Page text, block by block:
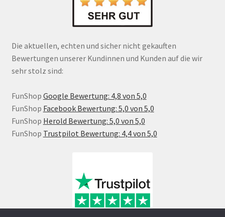
Die aktuellen, echten und sicher nicht gekauften
Bewertungen unserer Kundinnen und Kunden auf die wir
sehr stolz sind:
FunShop Google Bewertung: 4,8 von 5,0
FunShop Facebook Bewertung: 5,0 von 5,0
FunShop Herold Bewertung: 5,0 von 5,0
FunShop Trustpilot Bewertung: 4,4 von 5,0